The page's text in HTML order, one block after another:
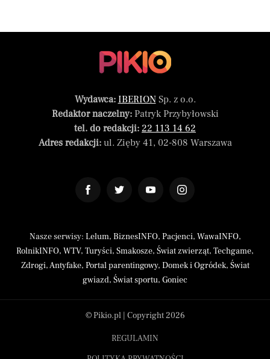
Wydawca: IBERIONSp. z o.o.
Redaktor naczelny:Patryk Przybyłowski
tel. do redakcji: 22 113 14 62
Adres redakcji:ul. Zięby 41, 02-808 Warszawa
Nasze serwisy: Lelum, BiznesINFO, Pacjenci, WawaINFO,
RolnikINFO, WTV, Turyści, Smakosze, Świat zwierząt, Techgame,
Zdrogi,Antyfake, Portal parentingowy, Domek i Ogródek, Świat
gwiazd, Świat sportu, Goniec
© Pikio.pl | Copyright 2026
REGULAMIN